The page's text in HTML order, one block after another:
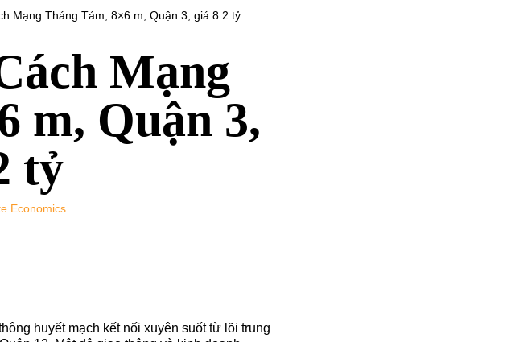
Mạng Tháng Tám, 8×6 m, Quận 3, giá 8.2 tỷ
Mạng
m, Quận 3,
tỷ
Economics
huyết mạch kết nối xuyên suốt từ lõi trung